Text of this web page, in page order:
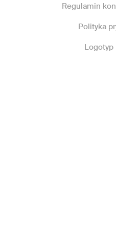
Regulamin
Polityka
Logotyp